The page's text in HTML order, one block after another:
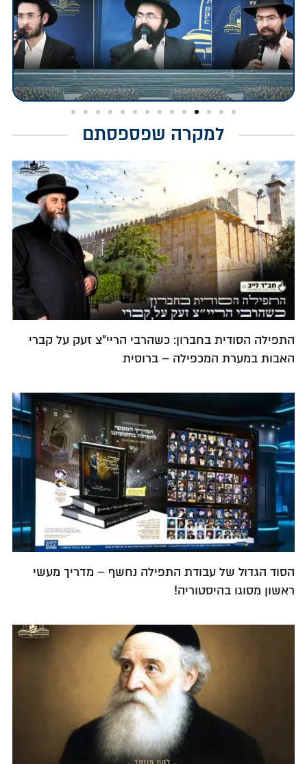
למקרה שפספסתם
התפילה הסודית בחברון: כשהרבי הריי"צ זעק על קברי
האבות במערת המכפילה – ברוסית
הסוד הגדול של עבודת התפילה נחשף – מדריך מעשי
ראשון מסוגו בהיסטוריה!